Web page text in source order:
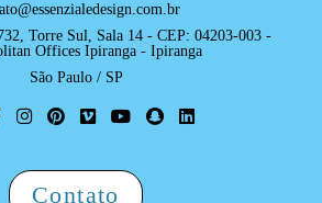
Torre Sul, Sala 14 - CEP: 04203-003 -
Offices Ipiranga - Ipiranga
São Paulo / SP
Contato